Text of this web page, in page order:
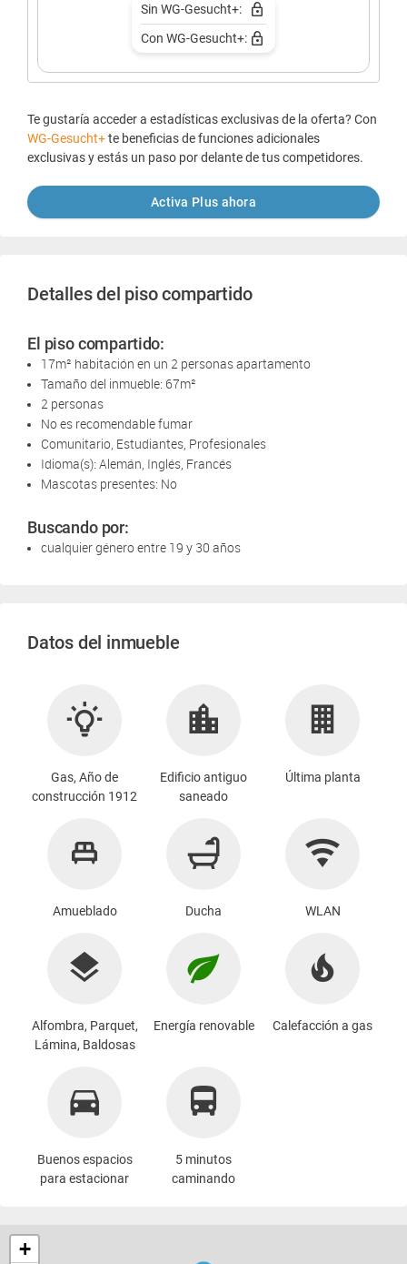
Sin WG-Gesucht+:
Con WG-Gesucht+:
Te gustaría acceder a estadísticas exclusivas de la oferta? Con
WG-Gesucht+te beneficias de funciones adicionales
exclusivas y estás un paso por delante de tus competidores.
Activa Plus ahora
Detalles del piso compartido
El piso compartido:
17m² habitación en un 2 personas apartamento
Tamaño del inmueble: 67m²
2 personas
No es recomendable fumar
Comunitario, Estudiantes, Profesionales
Idioma(s): Alemán, Inglés, Francés
Mascotas presentes: No
Buscando por:
cualquier género entre 19 y 30 años
Datos del inmueble
Gas, Año de
construcción 1912
Edificio antiguo
saneado
Última planta
Amueblado Ducha WLAN
Alfombra, Parquet,
Lámina, Baldosas
Energía renovable Calefacción a gas
Buenos espacios
para estacionar
5 minutos
caminando
+